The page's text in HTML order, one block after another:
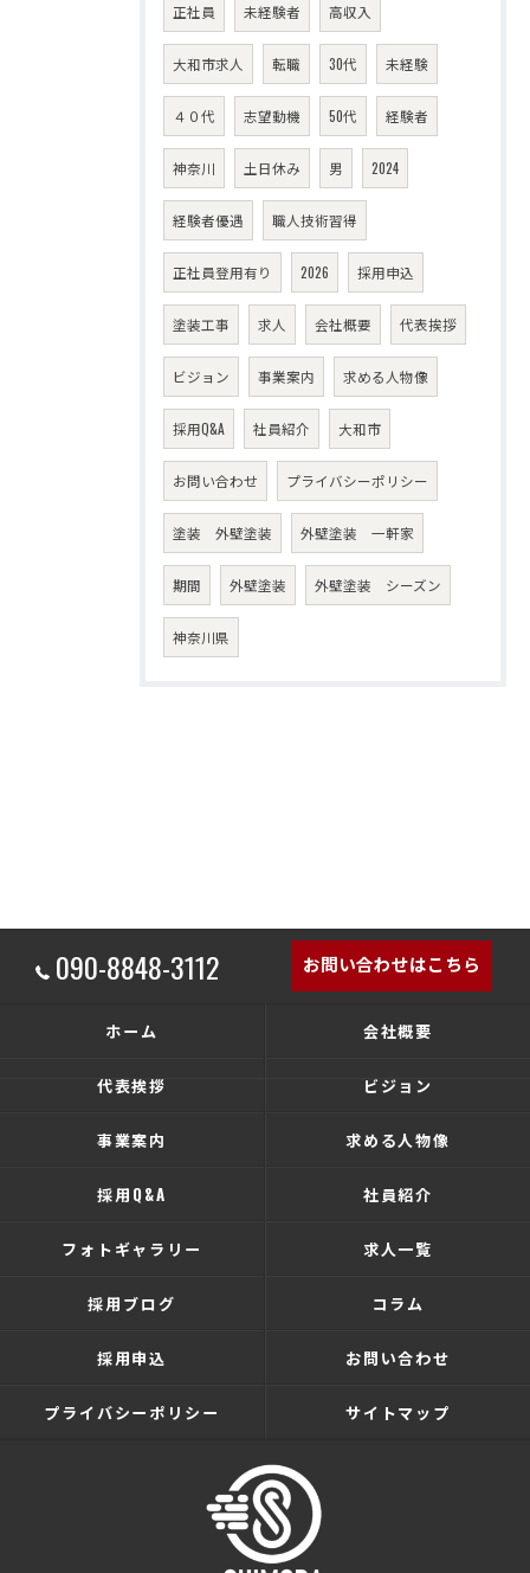
正社員 未経験者 高収入
大和市求人 転職 30代 未経験
４０代 志望動機 50代 経験者
神奈川 土日休み 男 2024
経験者優遇 職人技術習得
正社員登用有り 2026 採用申込
塗装工事 求人 会社概要 代表挨拶
ビジョン 事業案内 求める人物像
採用Q&A 社員紹介 大和市
お問い合わせ プライバシーポリシー
塗装 外壁塗装 外壁塗装 一軒家
期間 外壁塗装 外壁塗装 シーズン
神奈川県
090-8848-3112 お問い合わせはこちら
ホーム 会社概要
代表挨拶 ビジョン
事業案内 求める人物像
採用Q&A 社員紹介
フォトギャラリー 求人一覧
採用ブログ コラム
採用申込 お問い合わせ
プライバシーポリシー サイトマップ